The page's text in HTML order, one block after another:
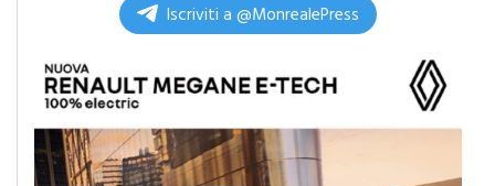
Iscriviti a @MonrealePress